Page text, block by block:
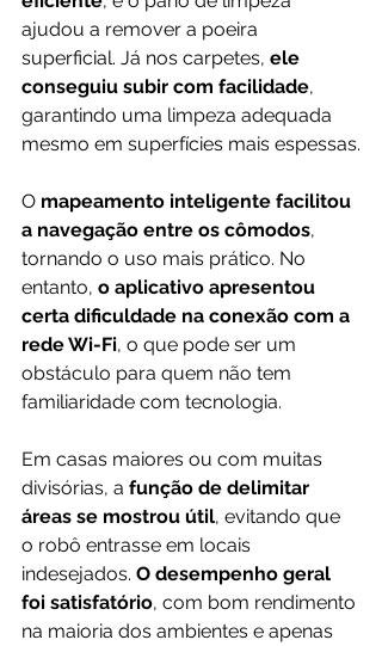
ajudou a remover a poeira
superficial. Já nos carpetes, ele
conseguiu subir com facilidade,
garantindo uma limpeza adequada
mesmo em superfícies mais espessas.
O mapeamento inteligente facilitou
a navegação entre os cômodos,
tornando o uso mais prático. No
entanto, o aplicativo apresentou
certa dificuldade na conexão com a
rede Wi-Fi, o que pode ser um
obstáculo para quem não tem
familiaridade com tecnologia.
Em casas maiores ou com muitas
divisórias, a função de delimitar
áreas se mostrou útil, evitando que
o robô entrasse em locais
indesejados. O desempenho geral
foi satisfatório, com bom rendimento
na maioria dos ambientes e apenas